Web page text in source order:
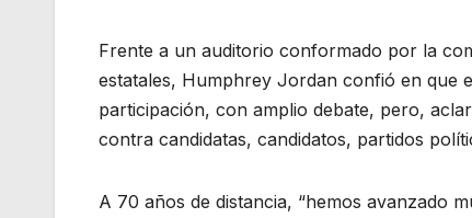
Frente a un auditorio conformado por la
estatales, Humphrey Jordan confió en que
participación, con amplio debate, pero,
contra candidatas, candidatos, partidos
A 70 años de distancia, “hemos avanzado